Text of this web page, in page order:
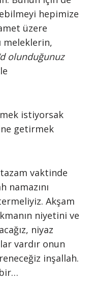
hepimize
üzere
meleklerin,
olunduğunuz
istiyorsak
getirmek
vaktinde
namazını
Akşam
niyetini ve
niyaz
vardır onun
inşallah.